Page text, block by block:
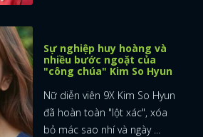
Sự nghiệp huy hoàng và
nhiều bước ngoặt của
"công chúa" Kim So Hyun
Nữ diễn viên 9X Kim So Hyun
đã hoàn toàn "lột xác", xóa
bỏ mác sao nhí và ngày ...